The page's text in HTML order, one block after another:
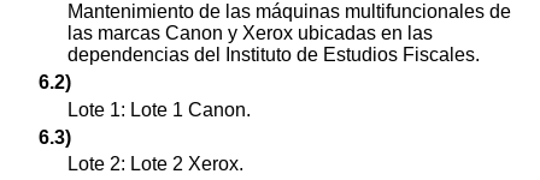
Mantenimiento de las máquinas multifuncionales de
las marcas Canon y Xerox ubicadas en las
dependencias del Instituto de Estudios Fiscales.
6.2)
Lote 1: Lote 1 Canon.
6.3)
Lote 2: Lote 2 Xerox.